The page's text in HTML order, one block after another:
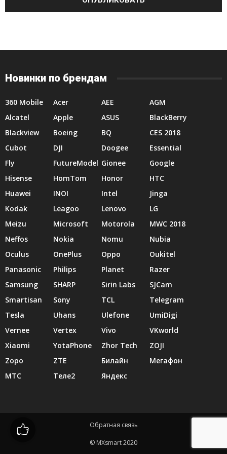
Новинки по брендам
360 Mobile Acer AEE
AGM
Alcatel
Apple ASUS
BlackBerry
Blackview
Boeing BQ
CES 2018
Cubot
DJI Doogee
Essential
Fly
FutureModel Gionee
Google
Hisense
HomTom Honor
HTC
Huawei
INOI Intel
Jinga
Kodak
Leagoo Lenovo
LG
Meizu
Microsoft Motorola
MWC 2018
Neffos
Nokia Nomu
Nubia
Oculus
OnePlus Oppo
Oukitel
Panasonic
Philips Planet
Razer
Samsung
SHARP Sirin Labs
SJCam
Smartisan
Sony TCL
Telegram
Tesla
Uhans Ulefone
UmiDigi
Vernee
Vertex Vivo
VKworld
Xiaomi
YotaPhone Zhor Tech
ZOJI
Zopo
ZTE Билайн
Мегафон
МТС
Теле2 Яндекс
Обратная связь
© MXsmart 2020